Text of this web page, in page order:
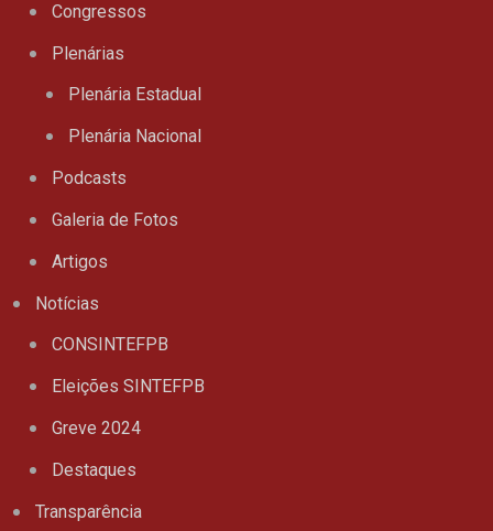
Congressos
Plenárias
Plenária Estadual
Plenária Nacional
Podcasts
Galeria de Fotos
Artigos
Notícias
CONSINTEFPB
Eleições SINTEFPB
Greve 2024
Destaques
Transparência